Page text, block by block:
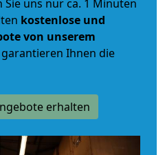
Sie uns nur ca. 1 Minuten
kostenlose und
von unserem
garantieren Ihnen die
erhalten